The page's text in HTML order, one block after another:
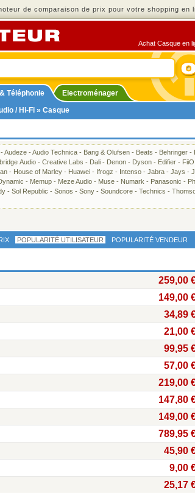
de comparaison de prix pour votre shopping en
Achat Casque en
Téléphonie
Electroménager
/ Hi-Fi » Casque
-Audeze -Audio Technica - Bang & Olufsen - Beats - Behringer -
Audio - Creative Labs - Dali - Denon - Dyson - Edifier - FiiO
- House of Marley - Huawei - Ifrogz - Intenso - Jabra - Jays -
- Memup - Meze Audio - Muse - Numark - Panasonic -
- Sol Republic - Sonos - Sony - Soundcore - Technics -
POPULARITÉ UTILISATEUR POPULARITÉ VENDEUR
259,00
149,00
34,89
21,00
99,95
57,00
219,00
147,80
149,00
789,95
45,90
9,00
25,17